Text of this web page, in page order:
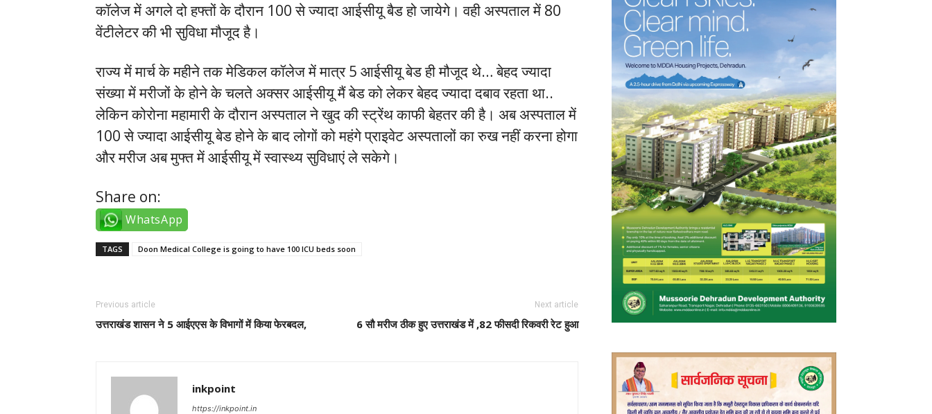
कॉलेज में अगले दो हफ्तों के दौरान 100 से ज्यादा आईसीयू बैड हो जायेगे। वही अस्पताल में 80
वेंटीलेटर की भी सुविधा मौजूद है।
राज्य में मार्च के महीने तक मेडिकल कॉलेज में मात्र 5 आईसीयू बेड ही मौजूद थे… बेहद ज्यादा
संख्या में मरीजों के होने के चलते अक्सर आईसीयू मैं बेड को लेकर बेहद ज्यादा दबाव रहता था..
लेकिन कोरोना महामारी के दौरान अस्पताल ने खुद की स्ट्रेंथ काफी बेहतर की है। अब अस्पताल में
100 से ज्यादा आईसीयू बेड होने के बाद लोगों को महंगे प्राइवेट अस्पतालों का रुख नहीं करना होगा
और मरीज अब मुफ्त में आईसीयू में स्वास्थ्य सुविधाएं ले सकेगे।
Share on:
WhatsApp
TAGS Doon Medical College is going to have 100 ICU beds soon
Previous article
उत्तराखंड शासन ने 5 आईएएस के विभागों में किया फेरबदल,
Next article
6 सौ मरीज ठीक हुए उत्तराखंड में ,82 फीसदी रिकवरी रेट हुआ
inkpoint
https://inkpoint.in